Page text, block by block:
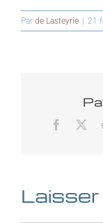
Par de Lasteyrie 21